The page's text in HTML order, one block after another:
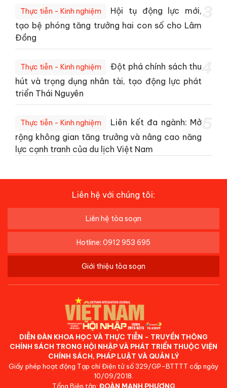
Thực tiễn - Kinh nghiệm
Hội tụ động lực mới,
tạo bệ phóng tăng trưởng hai con số cho Lâm
Đồng
Thực tiễn - Kinh nghiệm
Đột phá chính sách thu
hút và trọng dụng nhân tài, tạo động lực phát
triển Thái Nguyên
Thực tiễn - Kinh nghiệm
Liên kết đa ngành: Mở
rộng không gian tăng trưởng và nâng cao năng
lực cạnh tranh của du lịch Việt Nam
Liên hệ với chúng tôi:
Liên hệ tòa soạn
Hotline: 0912 953 695
Giới thiệu tòa soạn
DIỄN ĐÀN KHOA HỌC VÀ THỰC TIỄN - TRUYỀN THÔNG
CHÍNH SÁCH TRONG HỘI NHẬP VÀ PHÁT TRIỂN THUỘC VIỆN
CHÍNH SÁCH, PHÁP LUẬT VÀ QUẢN LÝ
Giấy phép hoạt động Tạp chí Điện tử số 329/GP-BTTTT cấp ngày
10/09/2018.
Tổng Biên tập: ĐOÀN MẠNH PHƯƠNG